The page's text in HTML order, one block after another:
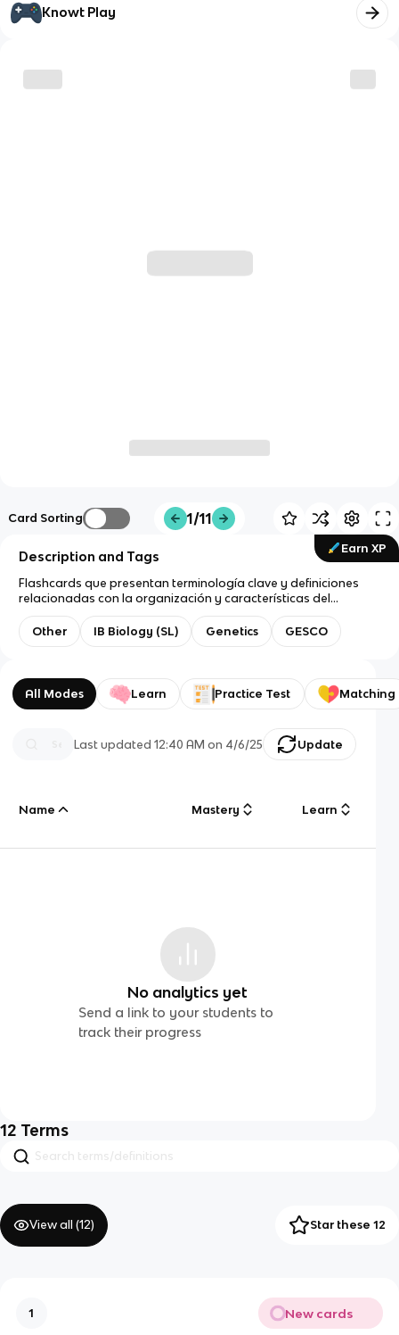
Knowt Play
Card Sorting 1/11
Earn XP
Description and Tags
Flashcards que presentan terminología clave y definiciones
relacionadas con la organización y características del
genoma en organismos procariotas.
Other
IB Biology (SL) Genetics GESCO
All Modes Learn Practice Test Matching
Last updated12:40 AM on 4/6/25 Update
Name Mastery Learn
No analytics yet
Send a link to your students to
track their progress
12 Terms
View all (12) Star these 12
1 New cards